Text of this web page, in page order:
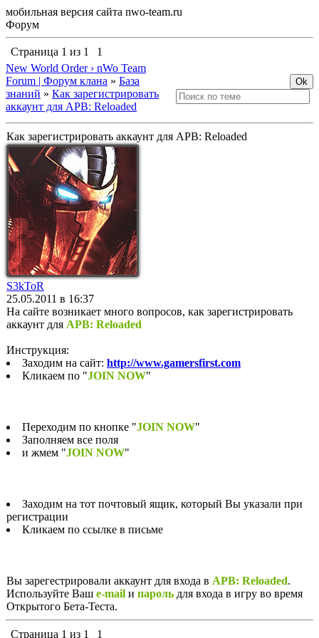
мобильная версия сайта nwo-team.ru
Форум
Страница 1 из 1
1
New World Order › nWo Team
Forum | Форум клана » База
знаний » Как зарегистрировать
аккаунт для APB: Reloaded
Как зарегистрировать аккаунт для APB: Reloaded
S3kToR
25.05.2011 в 16:37
На сайте возникает много вопросов, как зарегистрировать
аккаунт для APB: Reloaded
Инструкция:
Заходим на сайт: http://www.gamersfirst.com
Кликаем по "JOIN NOW"
Переходим по кнопке "JOIN NOW"
Заполняем все поля
и жмем "JOIN NOW"
Заходим на тот почтовый ящик, который Вы указали при
регистрации
Кликаем по ссылке в письме
Вы зарегестрировали аккаунт для входа в APB: Reloaded.
Используйте Ваш e-mail и пароль для входа в игру во время
Открытого Бета-Теста.
Страница 1 из 1 1